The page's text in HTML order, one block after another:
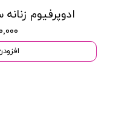
ادوپرفیوم زنانه